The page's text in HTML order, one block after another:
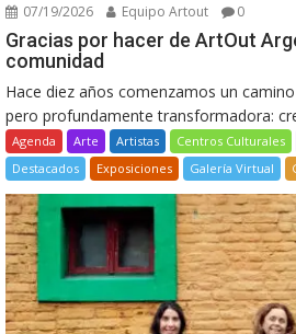
07/19/2026 Equipo Artout 0
Gracias por hacer de ArtOut
comunidad
Hace diez años comenzamos un
pero profundamente transformadora:
Agenda Arte Artistas Centros Culturales
Destacados
Exposiciones Galería Virtual